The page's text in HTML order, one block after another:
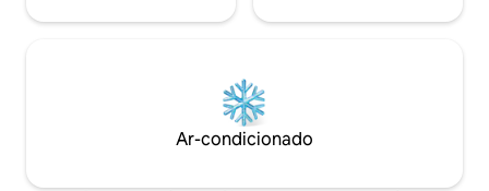
Ar-condicionado